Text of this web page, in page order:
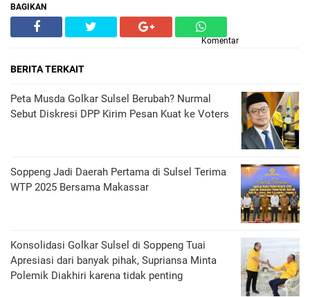
BAGIKAN
Komentar
BERITA TERKAIT
Peta Musda Golkar Sulsel Berubah? Nurmal
Sebut Diskresi DPP Kirim Pesan Kuat ke Voters
Soppeng Jadi Daerah Pertama di Sulsel Terima
WTP 2025 Bersama Makassar
Konsolidasi Golkar Sulsel di Soppeng Tuai
Apresiasi dari banyak pihak, Supriansa Minta
Polemik Diakhiri karena tidak penting